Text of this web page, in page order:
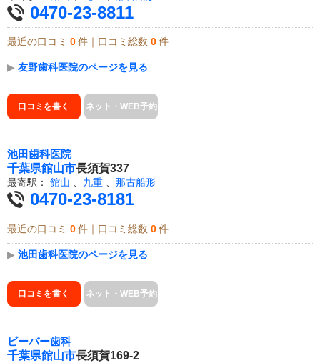
0470-23-8811
最近の口コミ 0 件｜口コミ総数 0 件
▶ 友野歯科医院のページを見る
口コミを書く ネット・WEB予約
池田歯科医院
千葉県館山市長須賀337
最寄駅： 館山 、 九重 、 那古船形
0470-23-8181
最近の口コミ 0 件｜口コミ総数 0 件
▶ 池田歯科医院のページを見る
口コミを書く ネット・WEB予約
ビーバー歯科
千葉県館山市長須賀169-2